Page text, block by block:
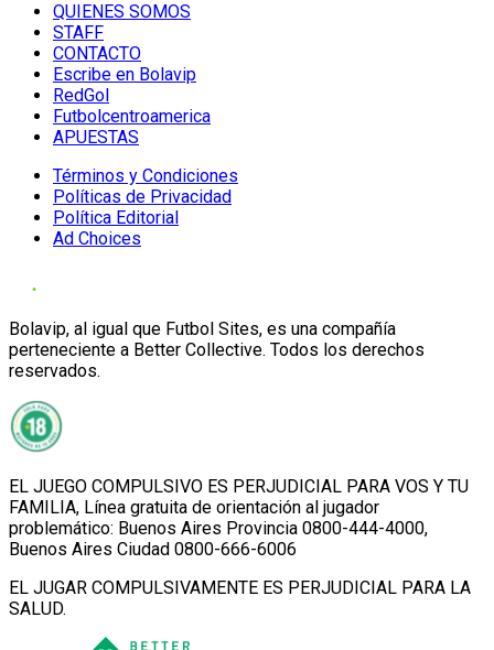
QUIENES SOMOS
STAFF
CONTACTO
Escribe en Bolavip
RedGol
Futbolcentroamerica
APUESTAS
Términos y Condiciones
Políticas de Privacidad
Política Editorial
Ad Choices
Bolavip, al igual que Futbol Sites, es una compañía
perteneciente a Better Collective. Todos los derechos
reservados.
EL JUEGO COMPULSIVO ES PERJUDICIAL PARA VOS Y TU
FAMILIA, Línea gratuita de orientación al jugador
problemático: Buenos Aires Provincia 0800-444-4000,
Buenos Aires Ciudad 0800-666-6006
EL JUGAR COMPULSIVAMENTE ES PERJUDICIAL PARA LA
SALUD.